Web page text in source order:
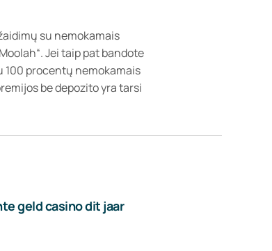
su nemokamais
Jei taip pat bandote
100 procentų nemokamais
be depozito yra tarsi
geld casino dit jaar